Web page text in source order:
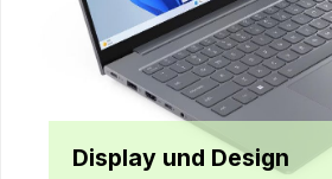
Display und Design